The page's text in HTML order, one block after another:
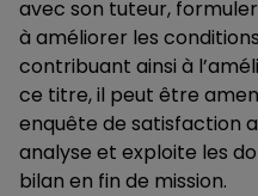
avec son tuteur,
à améliorer les
contribuant ainsi à
ce titre, il peut être
enquête de satisfaction
analyse et exploite les
bilan en fin de mission.